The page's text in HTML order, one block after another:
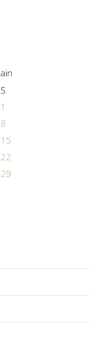
S
1
8
15
22
29